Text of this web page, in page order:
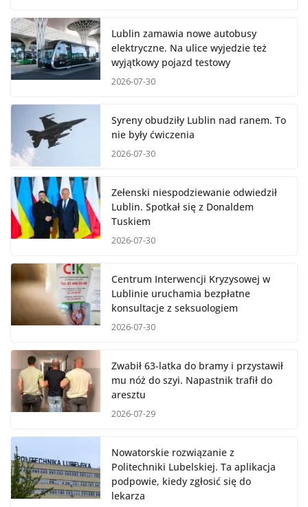
Lublin zamawia nowe autobusy
elektryczne. Na ulice wyjedzie też
wyjątkowy pojazd testowy
2026-07-30
Syreny obudziły Lublin nad ranem. To
nie były ćwiczenia
2026-07-30
Zełenski niespodziewanie odwiedził
Lublin. Spotkał się z Donaldem
Tuskiem
2026-07-30
Centrum Interwencji Kryzysowej w
Lublinie uruchamia bezpłatne
konsultacje z seksuologiem
2026-07-30
Zwabił 63-latka do bramy i przystawił
mu nóż do szyi. Napastnik trafił do
aresztu
2026-07-29
Nowatorskie rozwiązanie z
Politechniki Lubelskiej. Ta aplikacja
podpowie, kiedy zgłosić się do
lekarza